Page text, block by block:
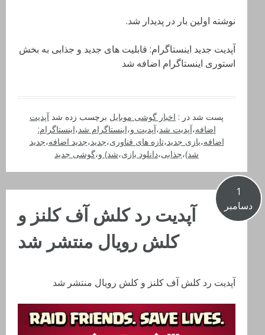
نوشته اولین بار در پدیدار شد.
آپدیت جدید اینستاگرام: قابلیت های جدید و جذابی به بخش
استوری اینستاگرام اضافه شد
پست شد در : اخبار گوشی موبایل برچسب زده شد آپدیت
اضافه،آپدیت شد،آپدیت و،اینستاگرام شد،اینستاگرام:
اضافه،بازی جدید،تازه های فناوری،جدید،جدید اضافه،جدید
شد)،جذابی،دانلود بازی،شد) و،گوشی جدید
1
دسامبر
آپدیت رد کلش آف کلنز و
کلش رویال منتشر شد
آپدیت رد کلش آف کلنز و کلش رویال منتشر شد